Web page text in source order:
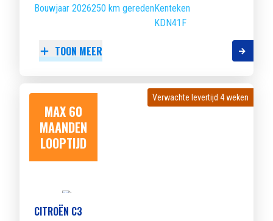
Bouwjaar 2026250 km geredenKenteken
KDN41F
TOON MEER
MAX 60
MAANDEN
LOOPTIJD
Verwachte levertijd 4 weken
Verwachte levertijd 4 weken
CITROËN C3